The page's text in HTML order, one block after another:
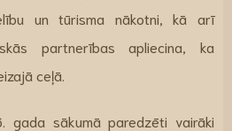
un tūrisma nākotni, kā arī
partnerības apliecina, ka
ceļā.
gada sākumā paredzēti vairāki